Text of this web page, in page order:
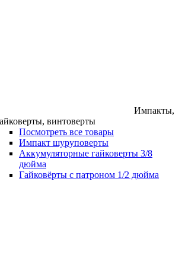
Импакты,
винтоверты
Посмотреть все товары
Импакт шуруповерты
Аккумуляторные гайковерты 3/8
дюйма
Гайковёрты с патроном 1/2 дюйма